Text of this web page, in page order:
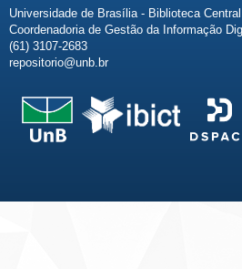
Universidade de Brasília - Biblioteca Central
Coordenadoria de Gestão da Informação
(61) 3107-2683
repositorio@unb.br